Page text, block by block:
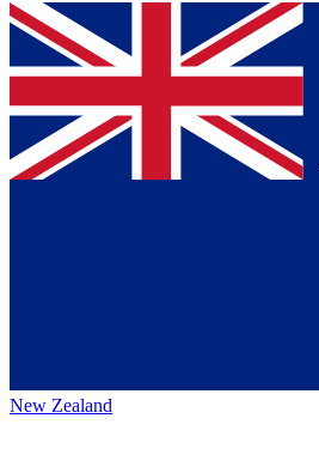
New Zealand